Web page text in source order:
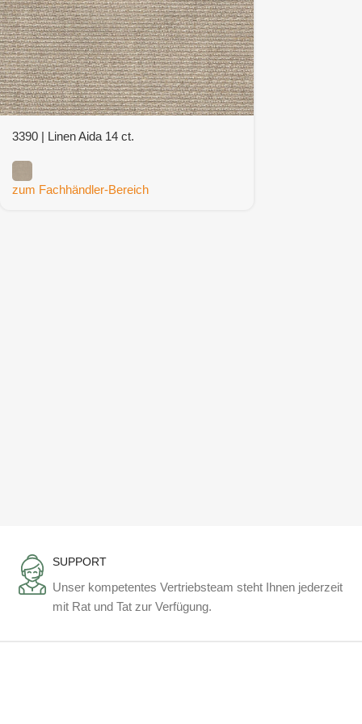
3390 | Linen Aida 14 ct.
zum Fachhändler-Bereich
SUPPORT
Unser kompetentes Vertriebsteam steht Ihnen jederzeit
mit Rat und Tat zur Verfügung.